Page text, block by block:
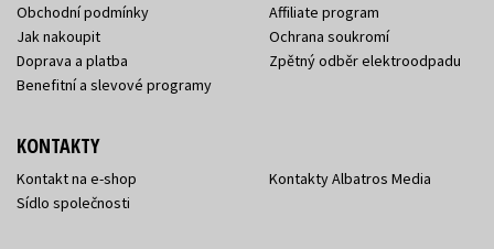
Obchodní podmínky
Jak nakoupit
Doprava a platba
Benefitní a slevové programy
Affiliate program
Ochrana soukromí
Zpětný odběr elektroodpadu
KONTAKTY
Kontakt na e-shop
Sídlo společnosti
Kontakty Albatros Media